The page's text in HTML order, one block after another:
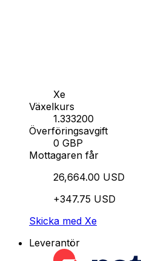
Xe
Växelkurs
1.333200
Överföringsavgift
0 GBP
Mottagaren får
26,664.00 USD
+347.75 USD
Skicka med Xe
Leverantör